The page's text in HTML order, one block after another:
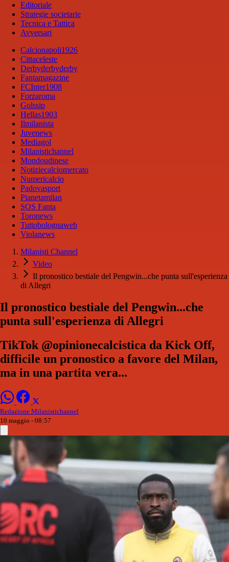
Editoriale
Strategie societarie
Tecnica e Tattica
Avversari
Calcionapoli1926
Cittaceleste
Derbyderbyderby
Fantamagazine
FCInter1908
Forzaroma
Golssip
Hellas1903
Ilmilanista
Juvenews
Mediagol
Milanistichannel
Mondoudinese
Notiziecalciomercato
Numericalcio
Padovasport
Pianetamilan
SOS Fanta
Toronews
Tuttobolognaweb
Violanews
Milanisti Channel
Video
Il pronostico bestiale del Pengwin...che punta sull'esperienza
di Allegri
Il pronostico bestiale del Pengwin...che
punta sull'esperienza di Allegri
TikTok @opinionecalcistica da Kick Off,
difficile un pronostico a favore del Milan,
ma in una partita vera...
Redazione Milanistichannel
10 maggio - 08:57